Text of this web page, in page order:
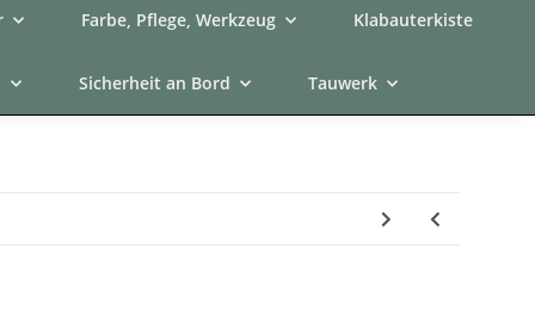
Farbe, Pflege, Werkzeug Klabauterkiste
Sicherheit an Bord Tauwerk